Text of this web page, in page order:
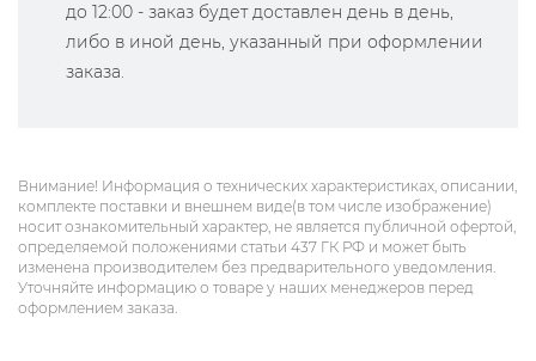
до 12:00 - заказ будет доставлен день в день,
либо в иной день, указанный при оформлении
заказа.
Внимание! Информация о технических характеристиках, описании,
комплекте поставки и внешнем виде(в том числе изображение)
носит ознакомительный характер, не является публичной офертой,
определяемой положениями статьи 437 ГК РФ и может быть
изменена производителем без предварительного уведомления.
Уточняйте информацию о товаре у наших менеджеров перед
оформлением заказа.